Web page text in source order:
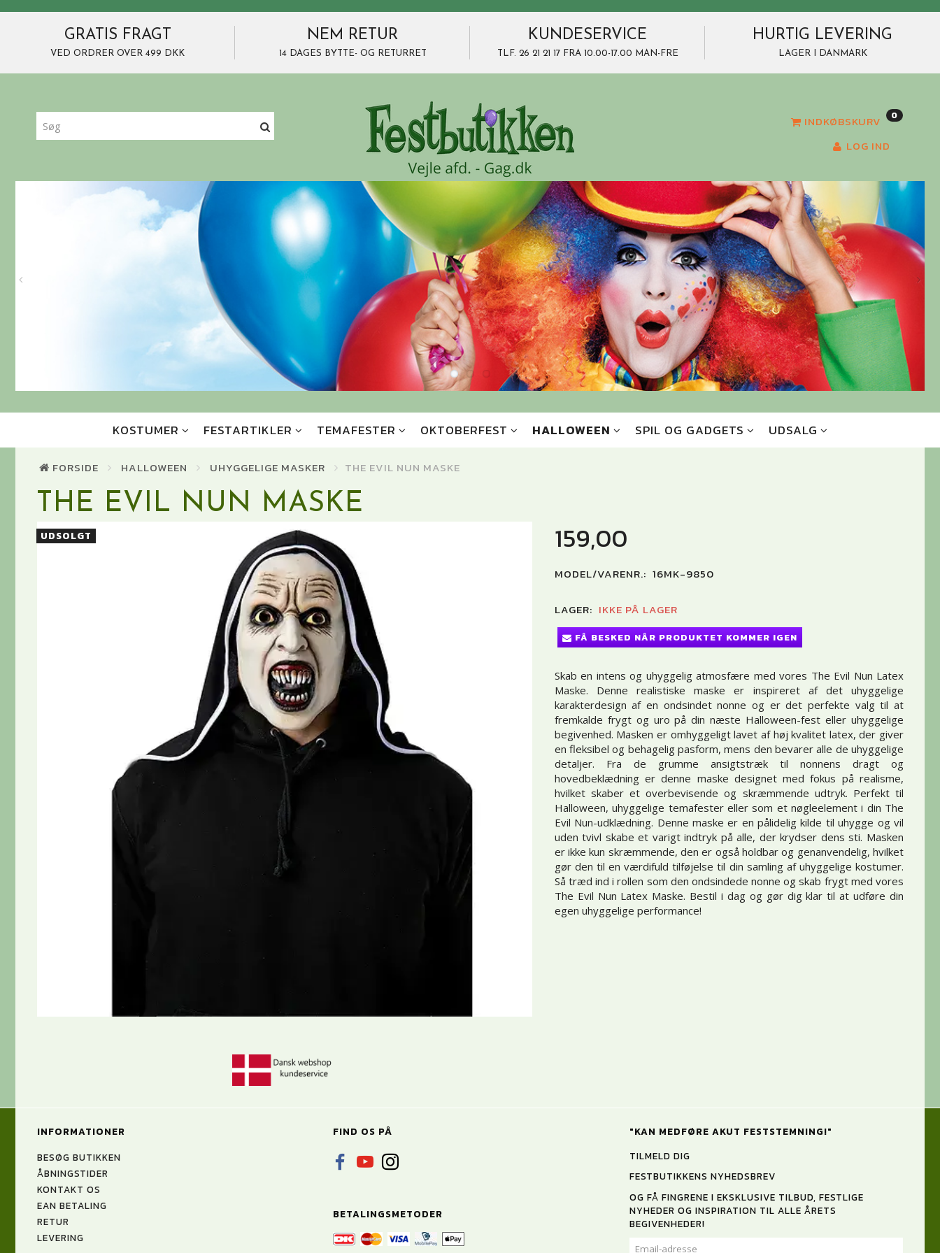
GRATIS FRAGT
VED ORDRER OVER 499 DKK
NEM RETUR
14 DAGES BYTTE- OG RETURRET
KUNDESERVICE
TLF. 26 21 21 17 FRA 10.00-17.00 MAN-FRE
HURTIG LEVERING
LAGER I DANMARK
INDKØBSKURV 0
LOG IND
KOSTUMER FESTARTIKLER TEMAFESTER OKTOBERFEST HALLOWEEN SPIL OG GADGETS UDSALG
FORSIDE HALLOWEEN UHYGGELIGE MASKER THE EVIL NUN MASKE
THE EVIL NUN MASKE
UDSOLGT 159,00
MODEL/VARENR.: 16MK-9850
LAGER: IKKE PÅ LAGER
FÅ BESKED NÅR PRODUKTET KOMMER IGEN
Skab en intens og uhyggelig atmosfære med vores The Evil Nun Latex
Maske. Denne realistiske maske er inspireret af det uhyggelige
karakterdesign af en ondsindet nonne og er det perfekte valg til at
fremkalde frygt og uro på din næste Halloween-fest eller uhyggelige
begivenhed. Masken er omhyggeligt lavet af høj kvalitet latex, der giver
en fleksibel og behagelig pasform, mens den bevarer alle de uhyggelige
detaljer. Fra de grumme ansigtstræk til nonnens dragt og
hovedbeklædning er denne maske designet med fokus på realisme,
hvilket skaber et overbevisende og skræmmende udtryk. Perfekt til
Halloween, uhyggelige temafester eller som et nøgleelement i din The
Evil Nun-udklædning. Denne maske er en pålidelig kilde til uhygge og vil
uden tvivl skabe et varigt indtryk på alle, der krydser dens sti. Masken
er ikke kun skræmmende, den er også holdbar og genanvendelig, hvilket
gør den til en værdifuld tilføjelse til din samling af uhyggelige kostumer.
Så træd ind i rollen som den ondsindede nonne og skab frygt med vores
The Evil Nun Latex Maske. Bestil i dag og gør dig klar til at udføre din
egen uhyggelige performance!
INFORMATIONER
BESØG BUTIKKEN
ÅBNINGSTIDER
KONTAKT OS
EAN BETALING
RETUR
LEVERING
FIND OS PÅ
BETALINGSMETODER
"KAN MEDFØRE AKUT FESTSTEMNING!"
TILMELD DIG
FESTBUTIKKENS NYHEDSBREV
OG FÅ FINGRENE I EKSKLUSIVE TILBUD, FESTLIGE
NYHEDER OG INSPIRATION TIL ALLE ÅRETS
BEGIVENHEDER!
EMAIL-